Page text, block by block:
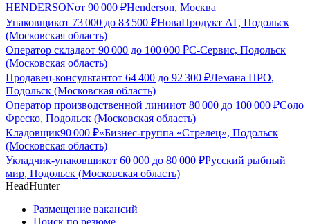
HENDERSONот 90 000 ₽Henderson, Москва
Упаковщикот 73 000 до 83 500 ₽НоваПродукт АГ, Подольск
(Московская область)
Оператор складаот 90 000 до 100 000 ₽С-Сервис, Подольск
(Московская область)
Продавец-консультантот 64 400 до 92 300 ₽Лемана ПРО,
Подольск (Московская область)
Оператор производственной линииот 80 000 до 100 000 ₽Соло
Фреско, Подольск (Московская область)
Кладовщик90 000 ₽«Бизнес-группа «Стрелец», Подольск
(Московская область)
Укладчик-упаковщикот 60 000 до 80 000 ₽Русский рыбный
мир, Подольск (Московская область)
HeadHunter
Размещение вакансий